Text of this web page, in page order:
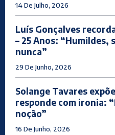
14 De Julho, 2026
Luís Gonçalves
– 25 Anos: “Humildes,
nunca”
29 De Junho, 2026
Solange Tavares
responde com ironia:
noção”
16 De Junho, 2026